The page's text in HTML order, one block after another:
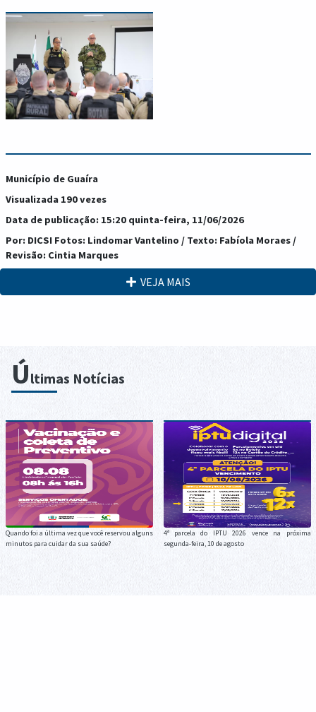
Município de Guaíra
Visualizada 190 vezes
Data de publicação: 15:20 quinta-feira, 11/06/2026
Por: DICSI Fotos: Lindomar Vantelino / Texto: Fabíola Moraes /
Revisão: Cintia Marques
VEJA MAIS
Últimas Notícias
Quando foi a última vez que você reservou alguns
minutos para cuidar da sua saúde?
4ª parcela do IPTU 2026 vence na próxima
segunda-feira, 10 de agosto